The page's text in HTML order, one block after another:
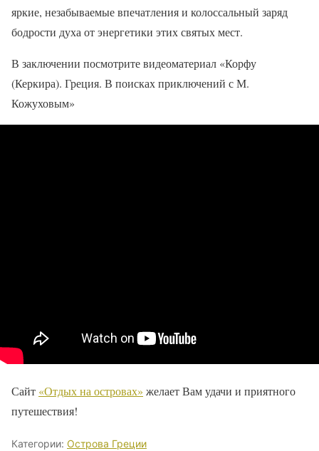
яркие, незабываемые впечатления и колоссальный заряд
бодрости духа от энергетики этих святых мест.
В заключении посмотрите видеоматериал «Корфу
(Керкира). Греция. В поисках приключений с М.
Кожуховым»
Сайт «Отдых на островах» желает Вамудачи и приятного
путешествия!
Категории: Острова Греции